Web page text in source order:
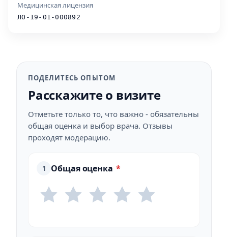
Медицинская лицензия
ЛО-19-01-000892
ПОДЕЛИТЕСЬ ОПЫТОМ
Расскажите о визите
Отметьте только то, что важно - обязательны
общая оценка и выбор врача. Отзывы
проходят модерацию.
1 Общая оценка *